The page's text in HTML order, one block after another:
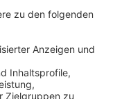
Minute 28
43 (bisher
34